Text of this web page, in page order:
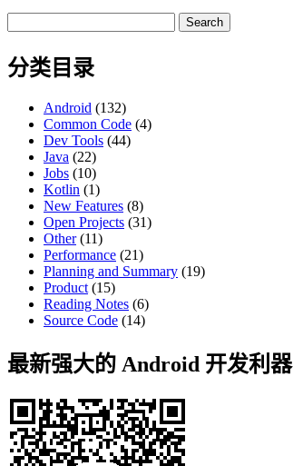
for:
分类目录
Android (132)
Common Code (4)
Dev Tools (44)
Java (22)
Jobs (10)
Kotlin (1)
New Features (8)
Open Projects (31)
Other(11)
Performance (21)
Planning and Summary (19)
Product (15)
Reading Notes (6)
Source Code (14)
最新强大的 Android 开发利器